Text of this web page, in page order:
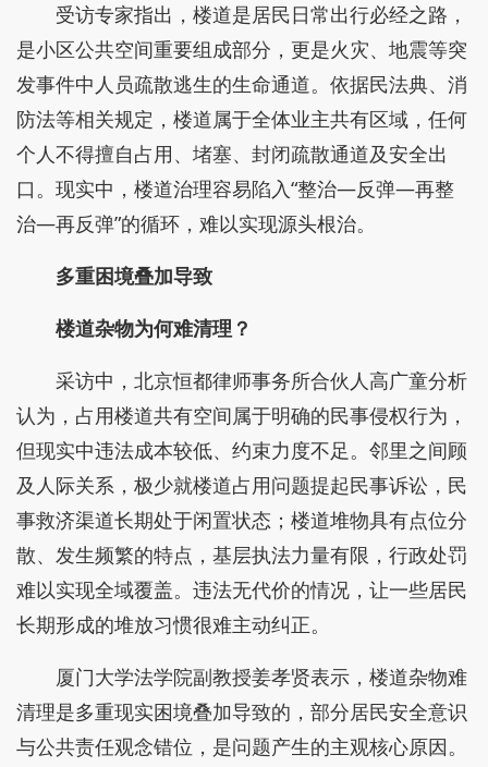
受访专家指出，楼道是居民日常出行必经之路，
是小区公共空间重要组成部分，更是火灾、地震等突
发事件中人员疏散逃生的生命通道。依据民法典、消
防法等相关规定，楼道属于全体业主共有区域，任何
个人不得擅自占用、堵塞、封闭疏散通道及安全出
口。现实中，楼道治理容易陷入“整治—反弹—再整
治—再反弹”的循环，难以实现源头根治。
多重困境叠加导致
楼道杂物为何难清理？
采访中，北京恒都律师事务所合伙人高广童分析
认为，占用楼道共有空间属于明确的民事侵权行为，
但现实中违法成本较低、约束力度不足。邻里之间顾
及人际关系，极少就楼道占用问题提起民事诉讼，民
事救济渠道长期处于闲置状态；楼道堆物具有点位分
散、发生频繁的特点，基层执法力量有限，行政处罚
难以实现全域覆盖。违法无代价的情况，让一些居民
长期形成的堆放习惯很难主动纠正。
厦门大学法学院副教授姜孝贤表示，楼道杂物难
清理是多重现实困境叠加导致的，部分居民安全意识
与公共责任观念错位，是问题产生的主观核心原因。